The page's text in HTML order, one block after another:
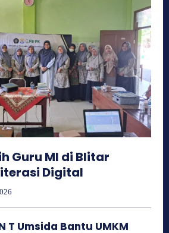
Guru MI di Blitar
Digital
T Umsida Bantu UMKM